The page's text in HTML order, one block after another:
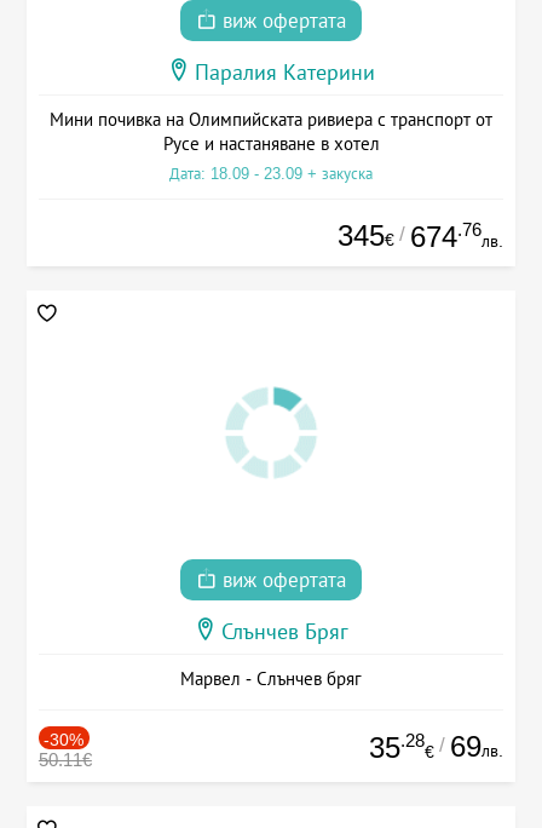
виж офертата
Паралия Катерини
Мини почивка на Олимпийската ривиера с транспорт от
Русе и настаняване в хотел
Дата: 18.09 - 23.09 + закуска
345€ / 674.76
лв.
виж офертата
Слънчев Бряг
Марвел - Слънчев бряг
-30%
50.11€ 35.28
€ / 69лв.